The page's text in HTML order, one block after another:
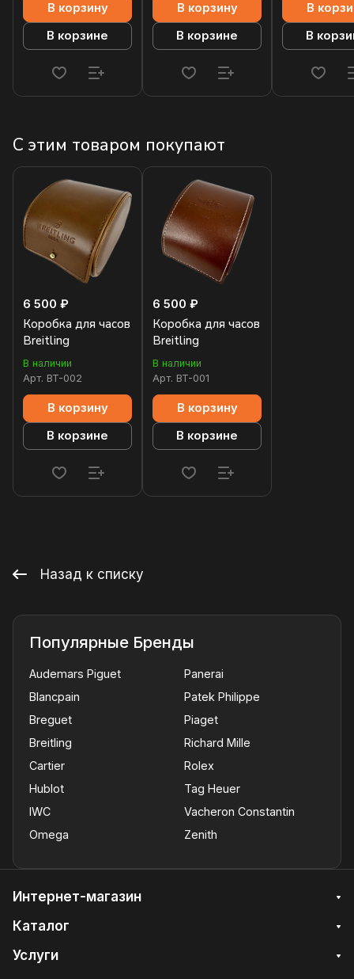
В корзину
В корзине
В корзину
В корзине
В
В
С этим товаром покупают
6 500 ₽
Коробка для часов
Breitling
В наличии
Арт. BT-002
В корзину
В корзине
6 500 ₽
Коробка для часов
Breitling
В наличии
Арт. BT-001
В корзину
В корзине
Назад к списку
Популярные Бренды
Audemars Piguet
Blancpain
Breguet
Breitling
Cartier
Hublot
IWC
Omega
Panerai
Patek Philippe
Piaget
Richard Mille
Rolex
Tag Heuer
Vacheron Constantin
Zenith
Интернет-магазин
Каталог
Услуги